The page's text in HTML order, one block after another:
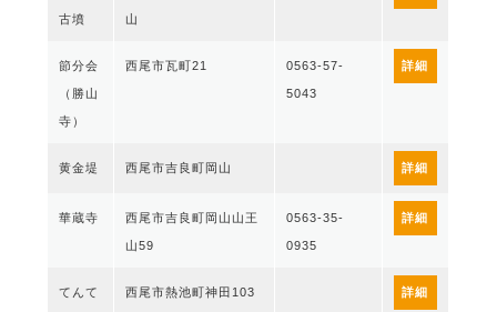
古墳 山
節分会
（勝山
寺）
西尾市瓦町21 0563-57-
5043
詳細
黄金堤 西尾市吉良町岡山 詳細
華蔵寺 西尾市吉良町岡山山王
山59
0563-35-
0935
詳細
てんて 西尾市熱池町神田103 詳細